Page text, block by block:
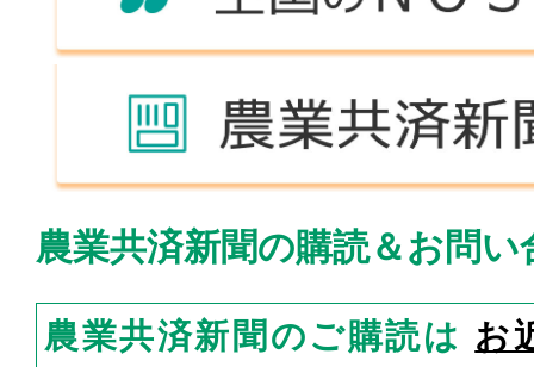
農業共済新聞の購読＆お問い
農業共済新聞のご購読は お